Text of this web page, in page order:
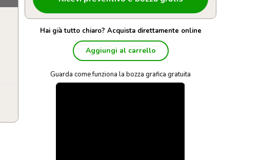
Hai già tutto chiaro? Acquista direttamente online
Aggiungi al carrello
Guarda come funziona la bozza grafica gratuita